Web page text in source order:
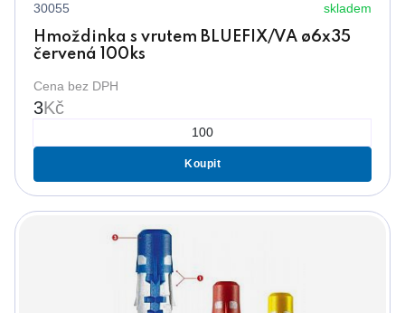
30055 skladem
Hmoždinka s vrutem BLUEFIX/VA ø6x35
červená 100ks
Cena bez DPH
3Kč
Koupit